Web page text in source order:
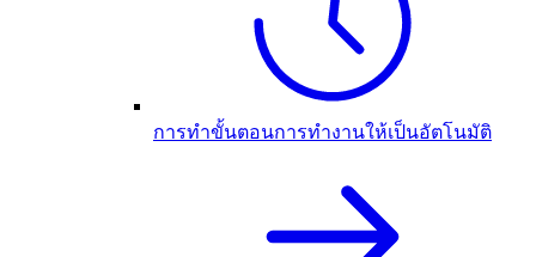
การทำขั้นตอนการทำงานให้เป็นอัตโนมัติ